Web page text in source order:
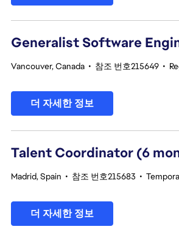
Generalist Software
Vancouver, Canada • 참조 번호215649 •
더 자세한 정보
Talent Coordinator (6
Madrid, Spain • 참조 번호215683 •
더 자세한 정보